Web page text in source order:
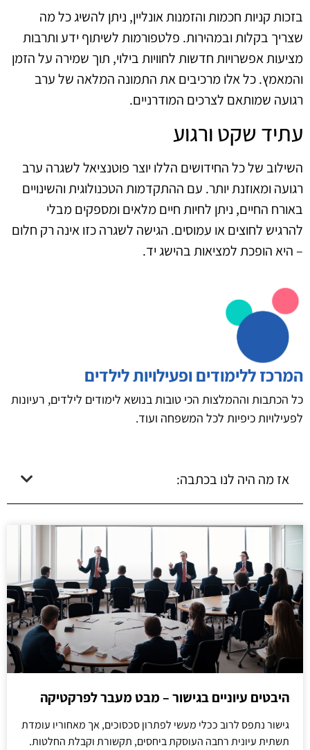
בזכות קניות חכמות והזמנות אונליין, ניתן להשיג כל מה
שצריך בקלות ובמהירות. פלטפורמות לשיתוף ידע ותרבות
מציעות אפשרויות חדשות לחוויות בילוי, תוך שמירה על הזמן
והמאמץ. כל אלו מרכיבים את התמונה המלאה של ערב
רגועה שמותאם לצרכים המודרניים.
עתיד שקט ורגוע
השילוב של כל החידושים הללו יוצר פוטנציאל לשגרה ערב
רגועה ומאוזנת יותר. עם ההתקדמות הטכנולוגית והשינויים
באורח החיים, ניתן לחיות חיים מלאים ומספקים מבלי
להרגיש לחוצים או עמוסים. הגישה לשגרה כזו אינה רק חלום
– היא הופכת למציאות בהישג יד.
המרכז ללימודים ופעילויות לילדים
כל הכתבות וההמלצות הכי טובות בנושא לימודים לילדים, רעיונות
לפעילויות כיפיות לכל המשפחה ועוד.
אז מה היה לנו בכתבה:
היבטים עיוניים בגישור – מבט מעבר לפרקטיקה
גישור נתפס לרוב ככלי מעשי לפתרון סכסוכים, אך מאחוריו עומדת
תשתית עיונית רחבה העוסקת ביחסים, תקשורת וקבלת החלטות.